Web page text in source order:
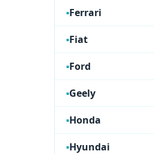
Ferrari
Fiat
Ford
Geely
Honda
Hyundai